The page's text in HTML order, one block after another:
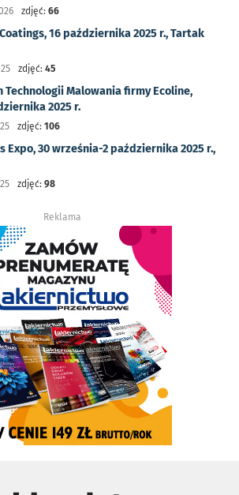
zdjęć: 66
16 października 2025 r., Tartak
zdjęć: 45
Technologii Malowania firmy Ecoline,
2025 r.
zdjęć: 106
Expo, 30 września-2 października 2025 r.,
zdjęć: 98
Reklama